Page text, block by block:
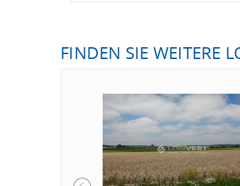
FINDEN SIE WEITERE